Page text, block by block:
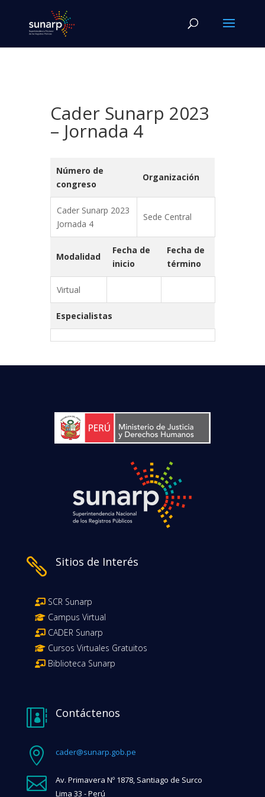
Cader Sunarp 2023
– Jornada 4
Número de
congreso
Organización
Cader Sunarp 2023
Jornada 4
Sede Central
Modalidad
Fecha de
inicio
Fecha de
término
Virtual
Especialistas
 Sitios de Interés
SCR Sunarp
Campus Virtual
CADER Sunarp
Cursos Virtuales Gratuitos
Biblioteca Sunarp
 Contáctenos
 cader@sunarp.gob.pe

Av. Primavera Nº 1878, Santiago de Surco
Lima 33 - Perú